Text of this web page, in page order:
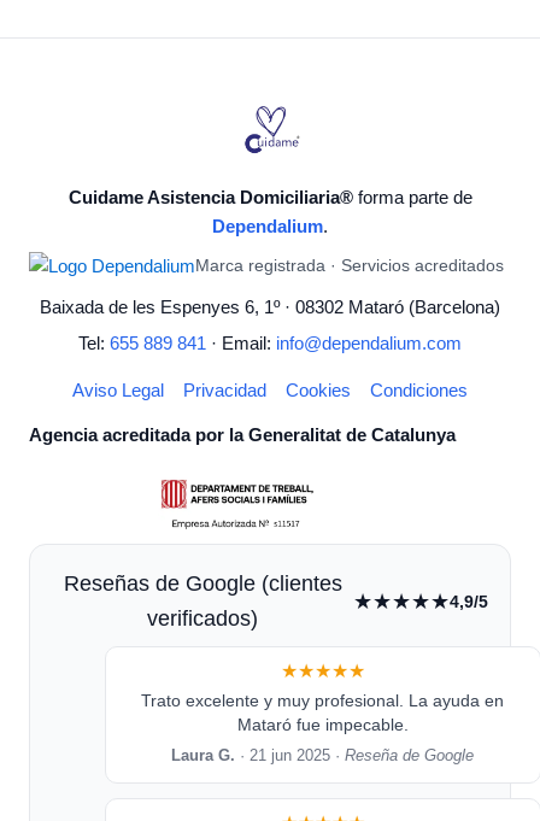
Cuidame Asistencia Domiciliaria®forma parte de
Dependalium.
Marca registrada · Servicios acreditados
Baixada de les Espenyes 6, 1º · 08302 Mataró (Barcelona)
Tel: 655 889 841 · Email: info@dependalium.com
Aviso Legal Privacidad Cookies Condiciones
Agencia acreditada por la Generalitat de Catalunya
Reseñas de Google (clientes
verificados)
★★★★★4,9/5
★★★★★
Trato excelente y muy profesional. La ayuda en
Mataró fue impecable.
Laura G. · 21 jun 2025 ·Reseña de Google